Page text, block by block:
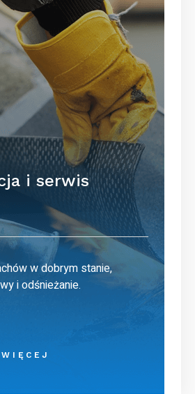
i serwis
w dobrym stanie,
i odśnieżanie.